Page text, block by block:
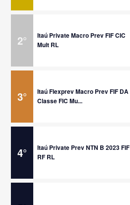
2°
Itaú Private Macro Prev FIF CIC
Mult RL
3°
Itaú Flexprev Macro Prev FIF DA
Classe FIC Mu...
4°
Itaú Private Prev NTN B 2023 FIF
RF RL